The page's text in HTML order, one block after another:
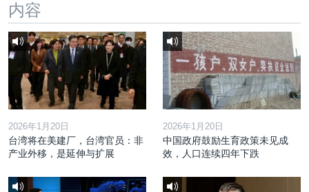
内容
2026年1月20日
台湾将在美建厂，台湾官员：非
产业外移，是延伸与扩展
2026年1月20日
中国政府鼓励生育政策未见成
效，人口连续四年下跌